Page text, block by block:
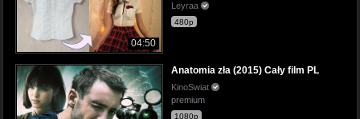
04:50
Leyraa
480p
Anatomia zła (2015) Cały film PL
KinoSwiat
premium
1080p